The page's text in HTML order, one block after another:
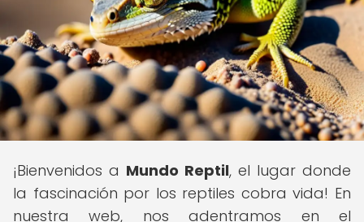
¡Bienvenidos a Mundo Reptil, el lugar donde
la fascinación por los reptiles cobra vida! En
nuestra web, nos adentramos en el